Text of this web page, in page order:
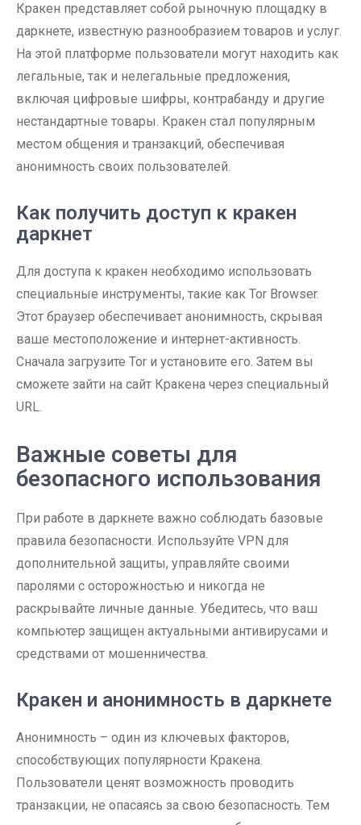
Кракен представляет собой рыночную площадку в
даркнете, известную разнообразием товаров и услуг.
На этой платформе пользователи могут находить как
легальные, так и нелегальные предложения,
включая цифровые шифры, контрабанду и другие
нестандартные товары. Кракен стал популярным
местом общения и транзакций, обеспечивая
анонимность своих пользователей.
Как получить доступ к кракен
даркнет
Для доступа к кракен необходимо использовать
специальные инструменты, такие как Tor Browser.
Этот браузер обеспечивает анонимность, скрывая
ваше местоположение и интернет-активность.
Сначала загрузите Tor и установите его. Затем вы
сможете зайти на сайт Кракена через специальный
URL.
Важные советы для
безопасного использования
При работе в даркнете важно соблюдать базовые
правила безопасности. Используйте VPN для
дополнительной защиты, управляйте своими
паролями с осторожностью и никогда не
раскрывайте личные данные. Убедитесь, что ваш
компьютер защищен актуальными антивирусами и
средствами от мошенничества.
Кракен и анонимность в даркнете
Анонимность – один из ключевых факторов,
способствующих популярности Кракена.
Пользователи ценят возможность проводить
транзакции, не опасаясь за свою безопасность. Тем